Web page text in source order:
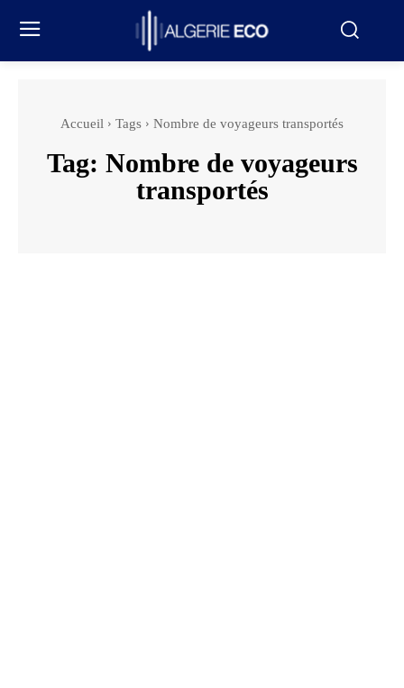
Accueil Tags Nombre de voyageurs transportés
Tag: Nombre de voyageurs
transportés